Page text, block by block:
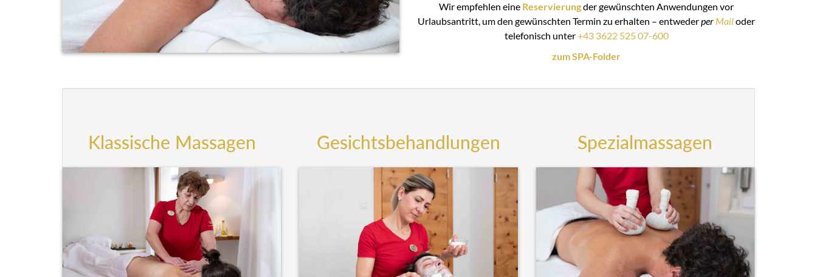
Wir empfehlen eine Reservierungder gewünschten Anwendungen vor
Urlaubsantritt, um den gewünschten Termin zu erhalten – entwederper Mailoder
telefonisch unter+43 3622 525 07-600
zum SPA-Folder
Klassische Massagen Gesichtsbehandlungen Spezialmassagen